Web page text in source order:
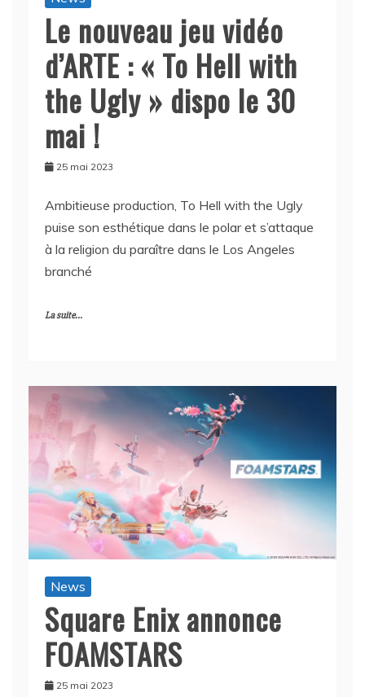
Le nouveau jeu vidéo
d’ARTE : « To Hell with
the Ugly » dispo le 30
mai !
25 mai 2023
Ambitieuse production, To Hell with the Ugly
puise son esthétique dans le polar et s’attaque
à la religion du paraître dans le Los Angeles
branché
La suite...
News
Square Enix annonce
FOAMSTARS
25 mai 2023